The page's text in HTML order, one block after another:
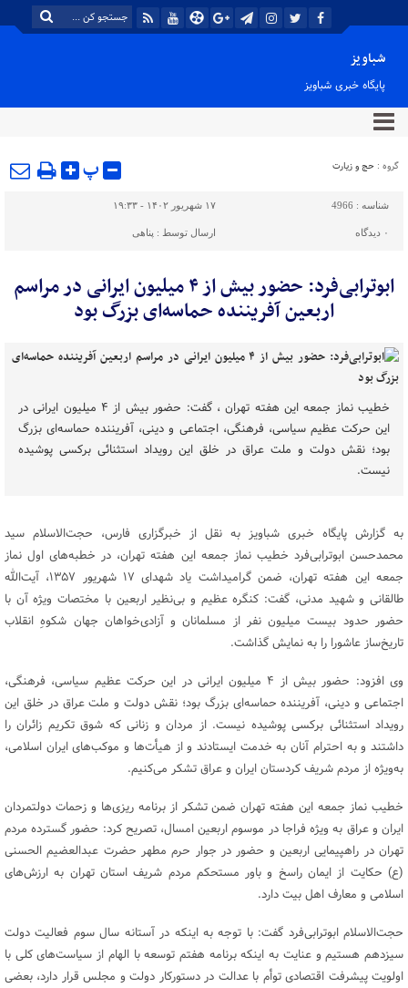
شباویز
پایگاه خبری شباویز
گروه : حج و زیارت پ
شناسه : 4966 ۱۷ شهریور ۱۴۰۲ - ۱۹:۳۳
۰ دیدگاه ارسال توسط : پناهی
ابوترابی‌فرد: حضور بیش از ۴ میلیون ایرانی در مراسم
اربعین آفریننده حماسه‌ای بزرگ بود
خطیب نماز جمعه این هفته تهران ، گفت: حضور بیش از ۴ میلیون ایرانی در
این حرکت عظیم سیاسی، فرهنگی، اجتماعی و دینی، آفریننده حماسه‌ای بزرگ
بود؛ نقش دولت و ملت عراق در خلق این رویداد استثنائی برکسی پوشیده
نیست.
به گزارش پایگاه خبری شباویز به نقل از خبرگزاری فارس، حجت‌الاسلام سید
محمدحسن ابوترابی‌فرد خطیب نماز جمعه این هفته تهران، در خطبه‌های اول نماز
جمعه این هفته تهران، ضمن گرامیداشت یاد شهدای ۱۷ شهریور ۱۳۵۷، آیت‌الله
طالقانی و شهید مدنی، گفت: کنگره عظیم و بی‌نظیر اربعین با مختصات ویژه آن با
حضور حدود بیست میلیون نفر از مسلمانان و آزادی‌خواهان جهان شکوهِ انقلاب
تاریخ‌ساز عاشورا را به نمایش گذاشت.
وی افزود: حضور بیش از ۴ میلیون ایرانی در این حرکت عظیم سیاسی، فرهنگی،
اجتماعی و دینی، آفریننده حماسه‌ای بزرگ بود؛ نقش دولت و ملت عراق در خلق این
رویداد استثنائی برکسی پوشیده نیست. از مردان و زنانی که شوق تکریم زائران را
داشتند و به احترام آنان به خدمت ایستادند و از هیأت‌ها و موکب‌های ایران اسلامی،
به‌ویژه از مردم شریف کردستان ایران و عراق تشکر می‌کنیم.
خطیب نماز جمعه این هفته تهران ضمن تشکر از برنامه ریزی‌ها و زحمات دولتمردان
ایران و عراق به ویژه فراجا در موسوم اربعین امسال، تصریح کرد: حضور گسترده مردم
تهران در راهپیمایی اربعین و حضور در جوار حرم مطهر حضرت عبدالعضیم الحسنی
(ع) حکایت از ایمان راسخ و باور مستحکم مردم شریف استان تهران به ارزش‌های
اسلامی و معارف اهل بیت دارد.
حجت‌الاسلام ابوترابی‌فرد گفت: با توجه به اینکه در آستانه سال سوم فعالیت دولت
سیزدهم هستیم و عنایت به اینکه برنامه هفتم توسعه با الهام از سیاست‌های کلی با
اولویت پیشرفت اقتصادی توأم با عدالت در دستورکار دولت و مجلس قرار دارد، بعضی